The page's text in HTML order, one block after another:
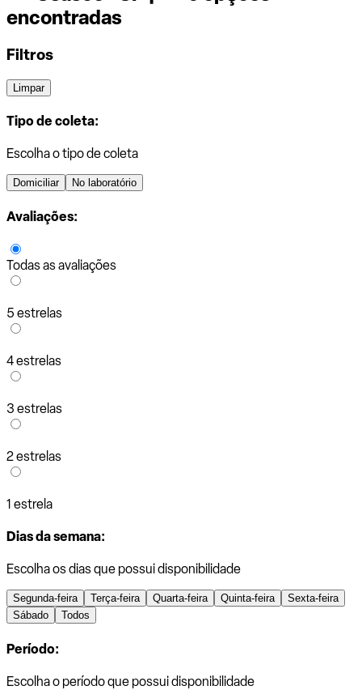
encontradas
Filtros
Limpar
Tipo de coleta:
Escolha o tipo de coleta
Domiciliar No laboratório
Avaliações:
Todas as avaliações
5 estrelas
4 estrelas
3 estrelas
2 estrelas
1 estrela
Dias da semana:
Escolha os dias que possui disponibilidade
Segunda-feira Terça-feira Quarta-feira Quinta-feira
Sexta-feira
Sábado
Todos
Período:
Escolha o período que possui disponibilidade